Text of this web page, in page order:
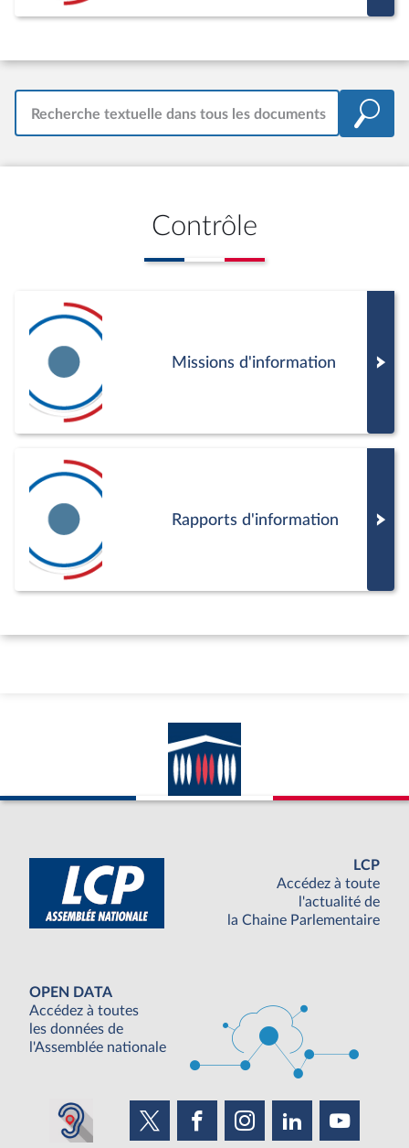
Recherche textuelle dans tous les documents
Contrôle
Missions d'information
Rapports d'information
LCP
Accédez à toute
l'actualité de
la Chaine Parlementaire
OPEN DATA
Accédez à toutes
les données de
l'Assemblée nationale